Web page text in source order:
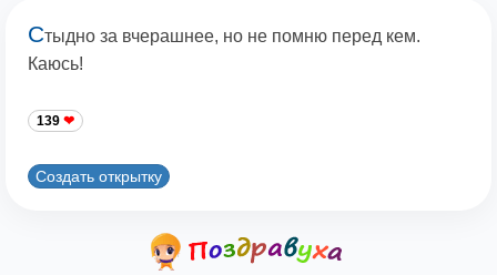
Стыдно за вчерашнее, но не помню перед кем.
Каюсь!
139
Создать открытку